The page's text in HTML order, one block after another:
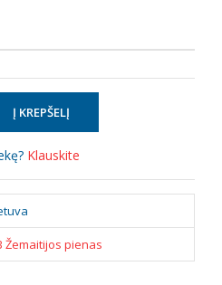
Klauskite
Žemaitijos pienas